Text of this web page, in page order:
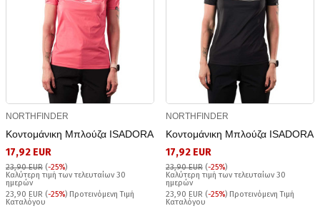
NORTHFINDER
Κοντομάνικη Μπλούζα ISADORA
17,92 EUR
23,90 EUR (-25%)
Καλύτερη τιμή των τελευταίων 30
ημερών
23,90 EUR (-25%) Προτεινόμενη Τιμή
Καταλόγου
NORTHFINDER
Κοντομάνικη Μπλούζα ISADORA
17,92 EUR
23,90 EUR (-25%)
Καλύτερη τιμή των τελευταίων 30
ημερών
23,90 EUR (-25%) Προτεινόμενη Τιμή
Καταλόγου